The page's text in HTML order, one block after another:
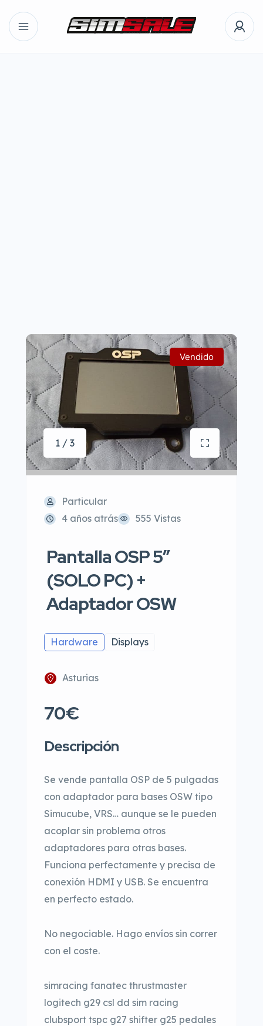
Vendido
1 / 3
Particular
4 años atrás
555 Vistas
Pantalla OSP 5″
(SOLO PC) +
Adaptador OSW
Hardware Displays
Asturias
70€
Descripción
Se vende pantalla OSP de 5 pulgadas
con adaptador para bases OSW tipo
Simucube, VRS… aunque se le pueden
acoplar sin problema otros
adaptadores para otras bases.
Funciona perfectamente y precisa de
conexión HDMI y USB. Se encuentra
en perfecto estado.
No negociable. Hago envíos sin correr
con el coste.
simracing fanatec thrustmaster
logitech g29 csl dd sim racing
clubsport tspc g27 shifter g25 pedales